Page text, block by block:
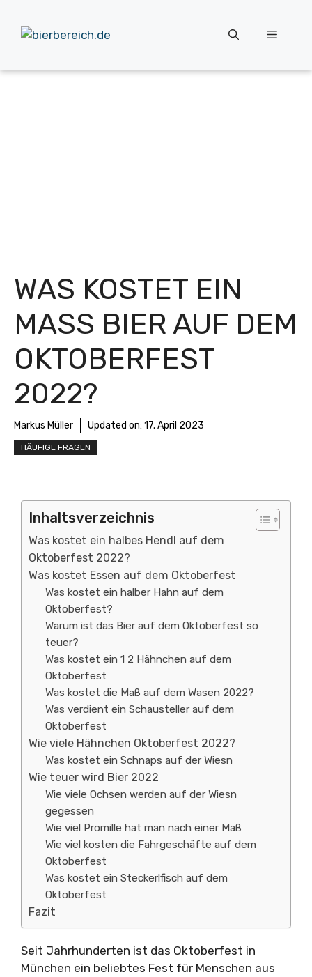
Inhalt
springen
Menü
WAS KOSTET EIN
MASS BIER AUF DEM
OKTOBERFEST
2022?
Markus Müller Updated on: 17. April 2023
HÄUFIGE FRAGEN
Inhaltsverzeichnis
Was kostet ein halbes Hendl auf dem
Oktoberfest 2022?
Was kostet Essen auf dem Oktoberfest
Was kostet ein halber Hahn auf dem
Oktoberfest?
Warum ist das Bier auf dem Oktoberfest so
teuer?
Was kostet ein 1 2 Hähnchen auf dem
Oktoberfest
Was kostet die Maß auf dem Wasen 2022?
Was verdient ein Schausteller auf dem
Oktoberfest
Wie viele Hähnchen Oktoberfest 2022?
Was kostet ein Schnaps auf der Wiesn
Wie teuer wird Bier 2022
Wie viele Ochsen werden auf der Wiesn
gegessen
Wie viel Promille hat man nach einer Maß
Wie viel kosten die Fahrgeschäfte auf dem
Oktoberfest
Was kostet ein Steckerlfisch auf dem
Oktoberfest
Fazit
Seit Jahrhunderten ist das Oktoberfest in
München ein beliebtes Fest für Menschen aus